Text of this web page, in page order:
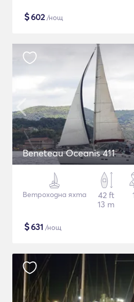
$602/нощ
Beneteau Oceanis 411
Ветроходна яхта
42 ft
13 m
$631 /нощ